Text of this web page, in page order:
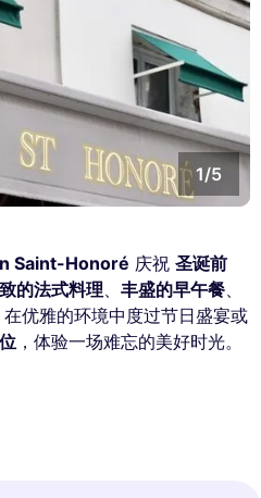
1/5
Saint-Honoré 庆祝 圣诞前
的法式料理 丰盛的早午餐
在优雅的环境中度过节日盛宴或
，体验一场难忘的美好时光。